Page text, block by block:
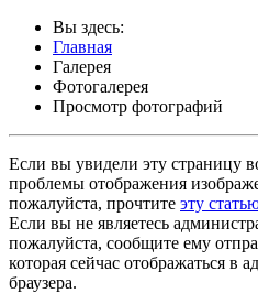
Вы здесь:
Главная
Галерея
Фотогалерея
Просмотр фотографий
Если вы увидели эту страницу
проблемы отображения
пожалуйста, прочтите эту
Если вы не являетесь
пожалуйста, сообщите ему
которая сейчас отображаться в
браузера.